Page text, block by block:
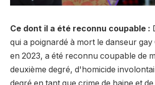
Ce dont il a été reconnu coupable :
qui a poignardé à mort le danseur
en 2023, a été reconnu coupable de
deuxième degré, d'homicide
degré en tant que crime de haine et